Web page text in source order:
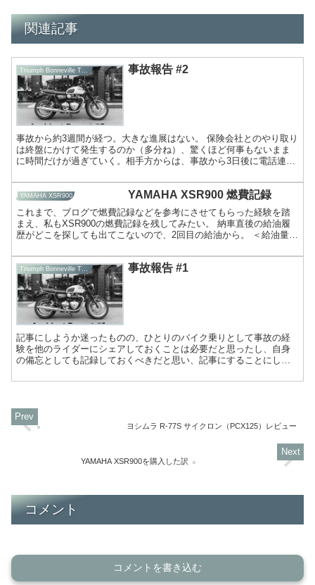
関連記事
事故報告 #2
事故から約3週間が経つ。大きな進展はない。 保険会社とのやり取り
は終盤にかけて発生するのか（多分ね）、驚くほど何事もないまま
に時間だけが過ぎていく。相手方からは、事故から3日後に電話連絡
YAMAHA XSR900 YAMAHA XSR900 燃費記録
これまで、ブログで燃費記録などを参考にさせてもらった経験を踏
まえ、私もXSR900の燃費記録を残してみたい。 納車直後の給油履
歴がどこを探しても出てこないので、2回目の給油から。 ＜給油量・
Triumph Bonneville T100 事故報告 #1
記事にしようか迷ったものの、ひとりのバイク乗りとして事故の経
験を他のライダーにシェアしておくことは必要だと思ったし、自身
の備忘としても記録しておくべきだと思い、記事にすることにし
ヨシムラ R-77S サイクロン（PCX125）レビュー
YAMAHA XSR900を購入した訳
コメント
コメントを書き込む